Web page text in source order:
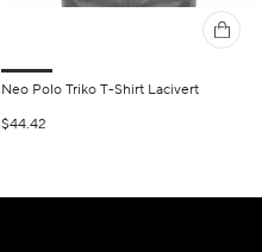
Neo Polo Triko T-Shirt Lacivert
$44.42